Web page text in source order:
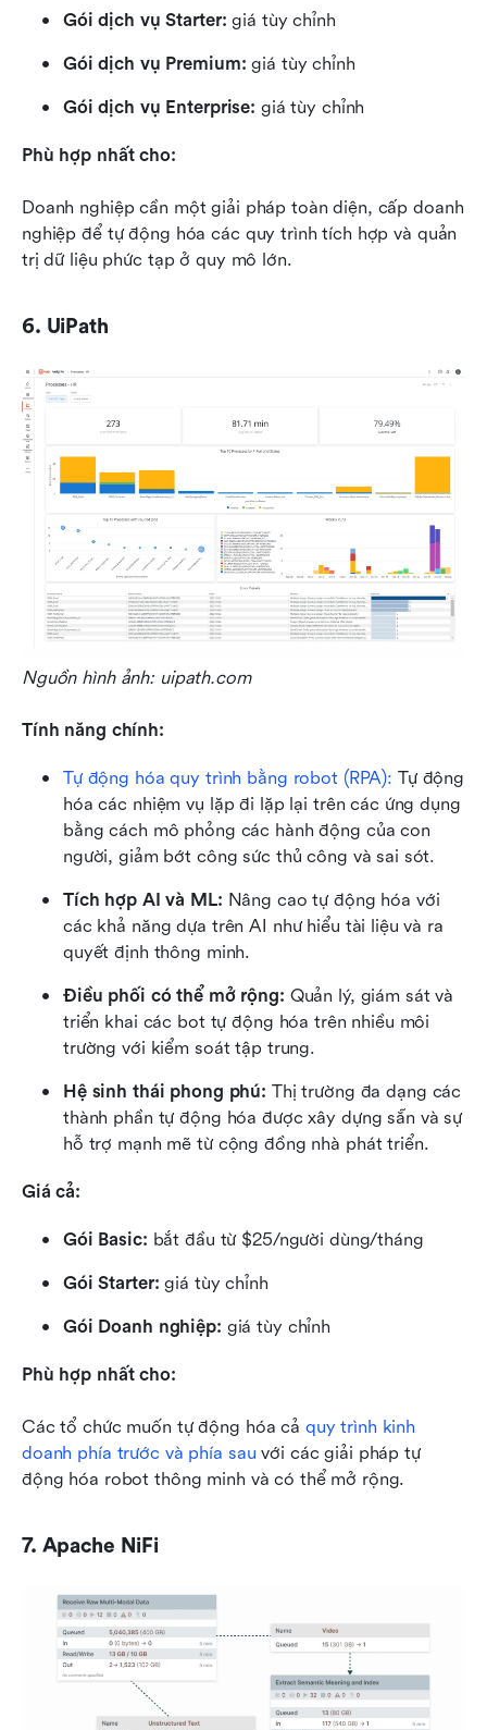
Gói dịch vụ Starter: giá tùy chỉnh
Gói dịch vụ Premium: giá tùy chỉnh
Gói dịch vụ Enterprise: giá tùy chỉnh
Phù hợp nhất cho:
Doanh nghiệp cần một giải pháp toàn diện, cấp doanh
nghiệp để tự động hóa các quy trình tích hợp và quản
trị dữ liệu phức tạp ở quy mô lớn.
6. UiPath
Nguồn hình ảnh: uipath.com
Tính năng chính:
Tự động hóa quy trình bằng robot (RPA): Tự động
hóa các nhiệm vụ lặp đi lặp lại trên các ứng dụng
bằng cách mô phỏng các hành động của con
người, giảm bớt công sức thủ công và sai sót.
Tích hợp AI và ML: Nâng cao tự động hóa với
các khả năng dựa trên AI như hiểu tài liệu và ra
quyết định thông minh.
Điều phối có thể mở rộng: Quản lý, giám sát và
triển khai các bot tự động hóa trên nhiều môi
trường với kiểm soát tập trung.
Hệ sinh thái phong phú: Thị trường đa dạng các
thành phần tự động hóa được xây dựng sẵn và sự
hỗ trợ mạnh mẽ từ cộng đồng nhà phát triển.
Giá cả:
Gói Basic: bắt đầu từ $25/người dùng/tháng
Gói Starter: giá tùy chỉnh
Gói Doanh nghiệp: giá tùy chỉnh
Phù hợp nhất cho:
Các tổ chức muốn tự động hóa cả quy trình kinh
doanh phía trước và phía sau với các giải pháp tự
động hóa robot thông minh và có thể mở rộng.
7. Apache NiFi